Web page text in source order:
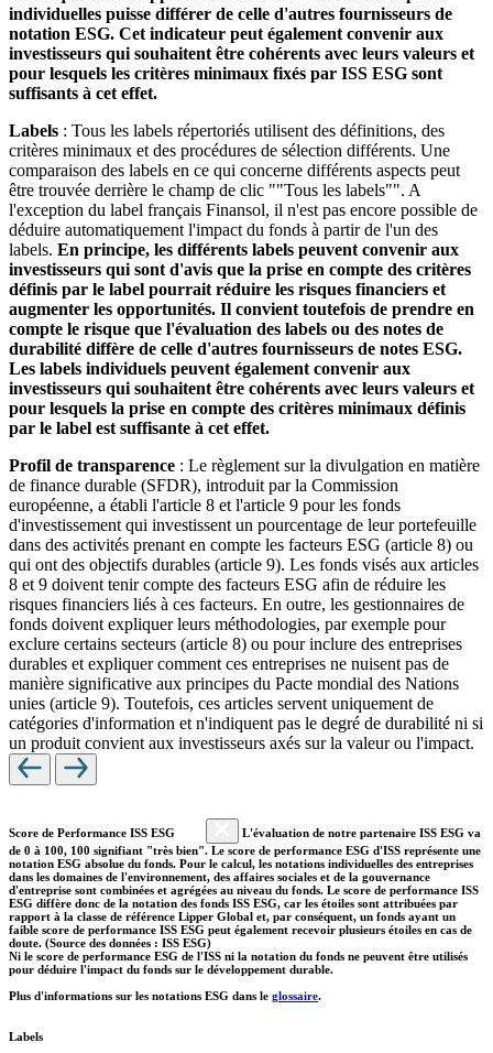
individuelles puisse différer de celle d'autres fournisseurs de
notation ESG. Cet indicateur peut également convenir aux
investisseurs qui souhaitent être cohérents avec leurs valeurs et
pour lesquels les critères minimaux fixés par ISS ESG sont
suffisants à cet effet.
Labels : Tous les labels répertoriés utilisent des définitions, des
critères minimaux et des procédures de sélection différents. Une
comparaison des labels en ce qui concerne différents aspects peut
être trouvée derrière le champ de clic ""Tous les labels"". A
l'exception du label français Finansol, il n'est pas encore possible de
déduire automatiquement l'impact du fonds à partir de l'un des
labels. En principe, les différents labels peuvent convenir aux
investisseurs qui sont d'avis que la prise en compte des critères
définis par le label pourrait réduire les risques financiers et
augmenter les opportunités. Il convient toutefois de prendre en
compte le risque que l'évaluation des labels ou des notes de
durabilité diffère de celle d'autres fournisseurs de notes ESG.
Les labels individuels peuvent également convenir aux
investisseurs qui souhaitent être cohérents avec leurs valeurs et
pour lesquels la prise en compte des critères minimaux définis
par le label est suffisante à cet effet.
Profil de transparence : Le règlement sur la divulgation en matière
de finance durable (SFDR), introduit par la Commission
européenne, a établi l'article 8 et l'article 9 pour les fonds
d'investissement qui investissent un pourcentage de leur portefeuille
dans des activités prenant en compte les facteurs ESG (article 8) ou
qui ont des objectifs durables (article 9). Les fonds visés aux articles
8 et 9 doivent tenir compte des facteurs ESG afin de réduire les
risques financiers liés à ces facteurs. En outre, les gestionnaires de
fonds doivent expliquer leurs méthodologies, par exemple pour
exclure certains secteurs (article 8) ou pour inclure des entreprises
durables et expliquer comment ces entreprises ne nuisent pas de
manière significative aux principes du Pacte mondial des Nations
unies (article 9). Toutefois, ces articles servent uniquement de
catégories d'information et n'indiquent pas le degré de durabilité ni si
un produit convient aux investisseurs axés sur la valeur ou l'impact.
Score de Performance ISS ESG
L'évaluation de notre partenaire ISS ESG va
de 0 à 100, 100 signifiant "très bien". Le score de performance ESG d'ISS représente une
notation ESG absolue du fonds. Pour le calcul, les notations individuelles des entreprises
dans les domaines de l'environnement, des affaires sociales et de la gouvernance
d'entreprise sont combinées et agrégées au niveau du fonds. Le score de performance ISS
ESG diffère donc de la notation des fonds ISS ESG, car les étoiles sont attribuées par
rapport à la classe de référence Lipper Global et, par conséquent, un fonds ayant un
faible score de performance ISS ESG peut également recevoir plusieurs étoiles en cas de
doute. (Source des données : ISS ESG)
Ni le score de performance ESG de l'ISS ni la notation du fonds ne peuvent être utilisés
pour déduire l'impact du fonds sur le développement durable.
Plus d'informations sur les notations ESG dans le glossaire.
Labels